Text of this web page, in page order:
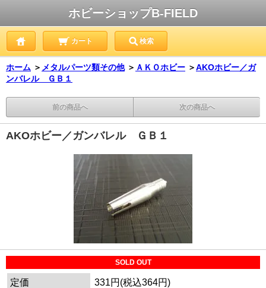
ホビーショップB-FIELD
カート 検索
ホーム ＞ メタルパーツ類その他 ＞ ＡＫＯホビー ＞AKOホビー／ガ
ンバレル ＧＢ１
前の商品へ 次の商品へ
AKOホビー／ガンバレル ＧＢ１
SOLD OUT
定価
331円(税込364円)